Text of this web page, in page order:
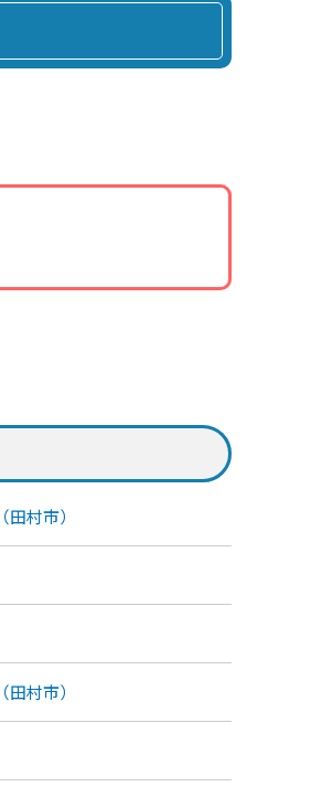
村市）
村市）